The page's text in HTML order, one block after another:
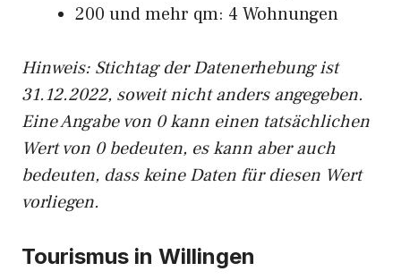
200 und mehr qm: 4 Wohnungen
Hinweis: Stichtag der Datenerhebung ist
31.12.2022, soweit nicht anders angegeben.
Eine Angabe von 0 kann einen tatsächlichen
Wert von 0 bedeuten, es kann aber auch
bedeuten, dass keine Daten für diesen Wert
vorliegen.
Tourismus in Willingen